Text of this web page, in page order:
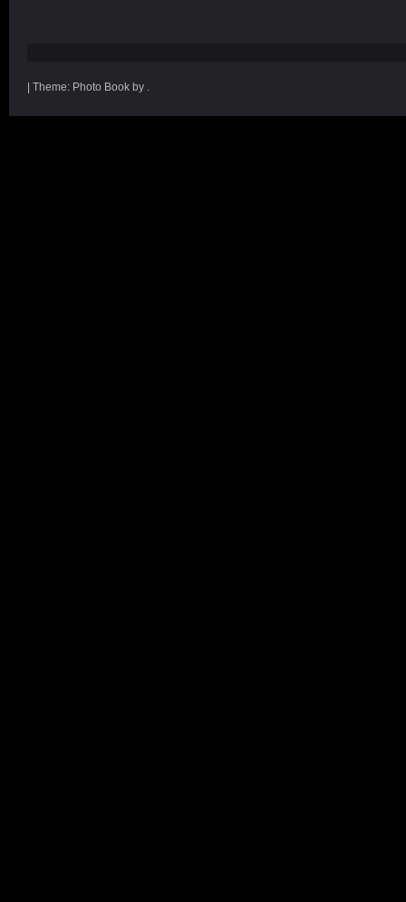
Theme: Photo Book by .